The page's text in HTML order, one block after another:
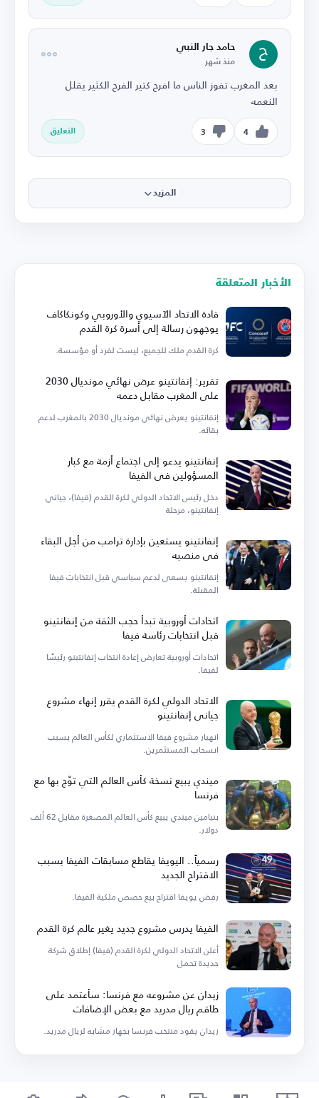
حامد جار النبي
منذ شهر
بعد المغرب تفوز الناس ما افرح كتير الفرح الكثير يقلل
النعمه
4
3 التعليق
المزيد
الأخبار المتعلقة
قادة الاتحاد الآسيوي والأوروبي وكونكاكاف
يوجهون رسالة إلى أسرة كرة القدم
كرة القدم ملك للجميع، ليست لفرد أو مؤسسة.
تقرير: إنفانتينو عرض نهائي مونديال 2030
على المغرب مقابل دعمه
إنفانتينو يعرض نهائي مونديال 2030 بالمغرب لدعم
بقائه.
إنفانتينو يدعو إلى اجتماع أزمة مع كبار
المسؤولين في الفيفا
دخل رئيس الاتحاد الدولي لكرة القدم (فيفا)، جياني
إنفانتينو، مرحلة
إنفانتينو يستعين بإدارة ترامب من أجل البقاء
في منصبه
إنفانتينو يسعى لدعم سياسي قبل انتخابات فيفا
المقبلة.
اتحادات أوروبية تبدأ حجب الثقة من إنفانتينو
قبل انتخابات رئاسة فيفا
اتحادات أوروبية تعارض إعادة انتخاب إنفانتينو رئيسًا
لفيفا.
الاتحاد الدولي لكرة القدم يقرر إنهاء مشروع
جياني إنفانتينو
انهيار مشروع فيفا الاستثماري لكأس العالم بسبب
انسحاب المستثمرين.
ميندي يبيع نسخة كأس العالم التي توّج بها مع
فرنسا
بنيامين ميندي يبيع كأس العالم المصغرة مقابل 62 ألف
دولار.
رسمياً.. اليويفا يقاطع مسابقات الفيفا بسبب
الاقتراح الجديد
رفض يويفا اقتراح بيع حصص ملكية الفيفا.
الفيفا يدرس مشروع جديد يغير عالم كرة القدم
أعلن الاتحاد الدولي لكرة القدم (فيفا) إطلاق شركة
جديدة تحمل
زيدان عن مشروعه مع فرنسا: سأعتمد على
طاقم ريال مدريد مع بعض الإضافات
زيدان يقود منتخب فرنسا بجهاز مشابه لريال مدريد.